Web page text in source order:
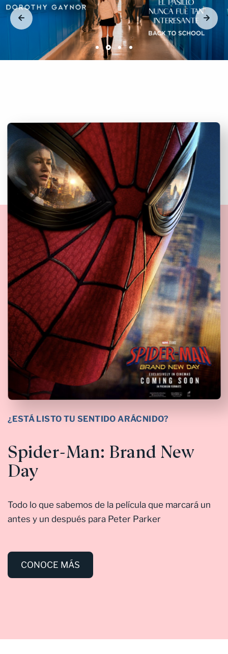
¿ESTÁ LISTO TU SENTIDO ARÁCNIDO?
Spider-Man: Brand New
Day
Todo lo que sabemos de la película que marcará un
antes y un después para Peter Parker
CONOCE MÁS